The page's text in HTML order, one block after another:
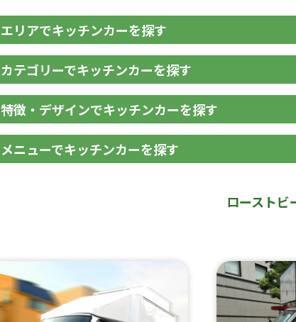
エリアでキッチンカーを探す
カテゴリーでキッチンカーを探す
特徴・デザインでキッチンカーを探す
メニューでキッチンカーを探す
ローストビ